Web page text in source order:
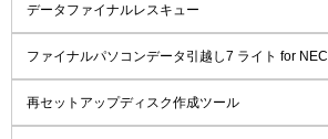
データファイナルレスキュー
ファイナルパソコンデータ引越し7 ライト for NEC
再セットアップディスク作成ツール